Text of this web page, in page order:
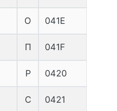
О 041E
П 041F
Р 0420
С 0421